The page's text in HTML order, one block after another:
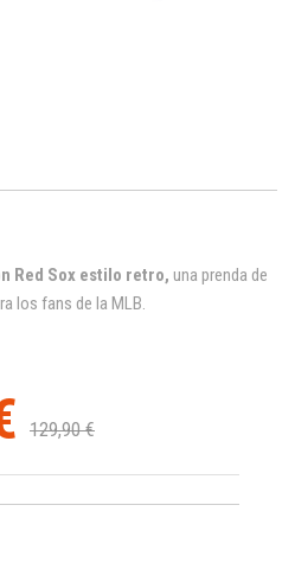
Red Sox estilo retro, una prenda de
los fans de la MLB.
129,90 €